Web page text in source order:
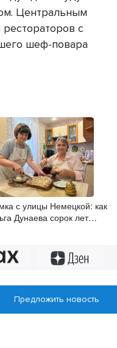
Центральным
с
шеф-повара
с улицы Немецкой: как
Дунаева сорок лет
Предложить новость